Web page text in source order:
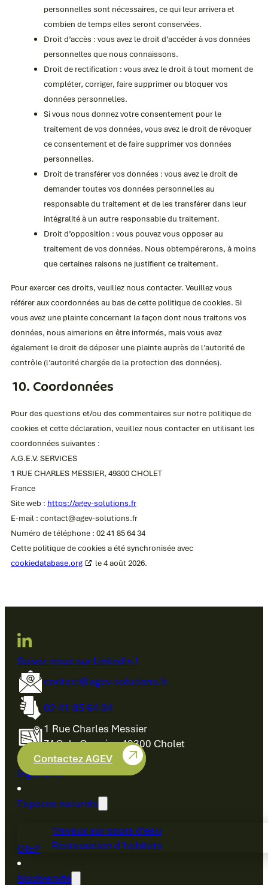
personnelles sont nécessaires, ce qui leur arrivera et
combien de temps elles seront conservées.
Droit d’accès : vous avez le droit d’accéder à vos données
personnelles que nous connaissons.
Droit de rectification : vous avez le droit à tout moment de
compléter, corriger, faire supprimer ou bloquer vos
données personnelles.
Si vous nous donnez votre consentement pour le
traitement de vos données, vous avez le droit de révoquer
ce consentement et de faire supprimer vos données
personnelles.
Droit de transférer vos données : vous avez le droit de
demander toutes vos données personnelles au
responsable du traitement et de les transférer dans leur
intégralité à un autre responsable du traitement.
Droit d’opposition : vous pouvez vous opposer au
traitement de vos données. Nous obtempérerons, à moins
que certaines raisons ne justifient ce traitement.
Pour exercer ces droits, veuillez nous contacter. Veuillez vous
référer aux coordonnées au bas de cette politique de cookies. Si
vous avez une plainte concernant la façon dont nous traitons vos
données, nous aimerions en être informés, mais vous avez
également le droit de déposer une plainte auprès de l’autorité de
contrôle (l’autorité chargée de la protection des données).
10. Coordonnées
Pour des questions et/ou des commentaires sur notre politique de
cookies et cette déclaration, veuillez nous contacter en utilisant les
coordonnées suivantes :
A.G.E.V. SERVICES
1 RUE CHARLES MESSIER, 49300 CHOLET
France
Site web : https://agev-solutions.fr
E-mail : contact@agev-solutions.fr
Numéro de téléphone : 02 41 85 64 34
Cette politique de cookies a été synchronisée avec
cookiedatabase.org
le 4 août 2026.
Suivez-nous sur LinkedIn !
contact@agev-solutions.fr
02 41 85 64 34
1 Rue Charles Messier
ZAC du Cormier, 49300 Cholet
Contactez AGEV
Ingénierie
Espaces naturels
Travaux sur cours d’eau
Restauration d’habitats
GIEP
Biodiversité